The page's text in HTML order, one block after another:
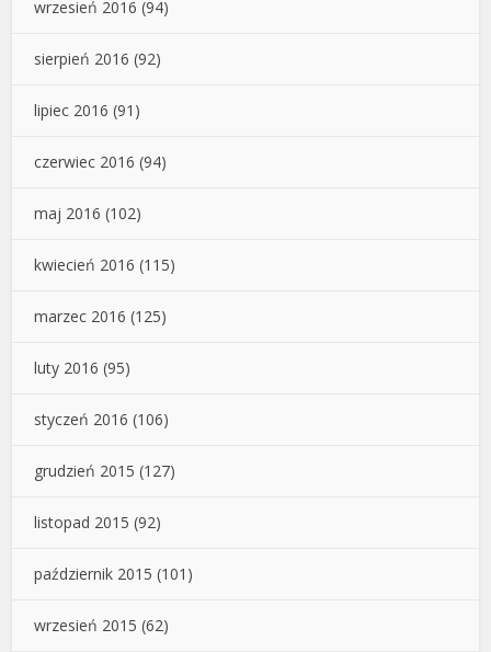
wrzesień 2016 (94)
sierpień 2016 (92)
lipiec 2016 (91)
czerwiec 2016 (94)
maj 2016 (102)
kwiecień 2016 (115)
marzec 2016 (125)
luty 2016 (95)
styczeń 2016 (106)
grudzień 2015 (127)
listopad 2015 (92)
październik 2015 (101)
wrzesień 2015 (62)